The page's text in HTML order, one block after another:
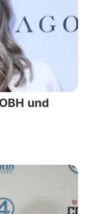
und